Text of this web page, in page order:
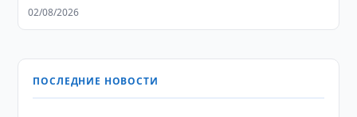
02/08/2026
ПОСЛЕДНИЕ НОВОСТИ